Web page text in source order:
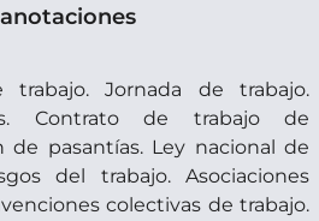
Jornada de trabajo.
Contrato de trabajo de
de pasantías. Ley nacional de
del trabajo. Asociaciones
colectivas de trabajo.